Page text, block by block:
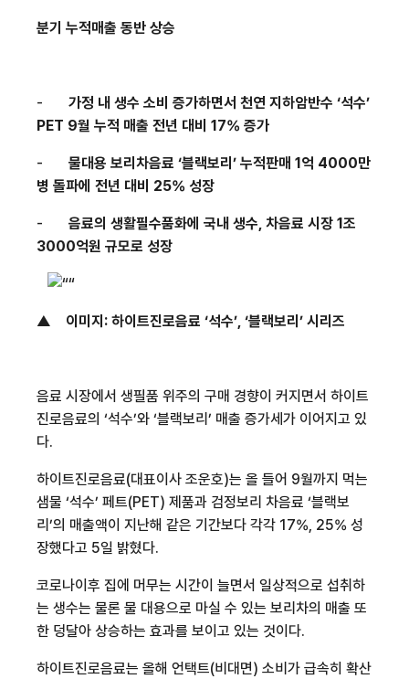
분기 누적매출 동반 상승
-
가정 내 생수 소비 증가하면서 천연 지하암반수 ‘석수’
PET 9월 누적 매출 전년 대비 17% 증가
- 물대용 보리차음료 ‘블랙보리’ 누적판매 1억 4000만
병 돌파에 전년 대비 25% 성장
- 음료의 생활필수품화에 국내 생수, 차음료 시장 1조
3000억원 규모로 성장
▲ 이미지 : 하이트진로음료 ‘석수’, ‘블랙보리’ 시리즈
음료 시장에서 생필품 위주의 구매 경향이 커지면서 하이트
진로음료의 ‘석수’와 ‘블랙보리’ 매출 증가세가 이어지고 있
다.
하이트진로음료(대표이사 조운호)는 올 들어 9월까지 먹는
샘물 ‘석수’ 페트(PET) 제품과 검정보리 차음료 ‘블랙보
리’의 매출액이 지난해 같은 기간보다 각각 17%, 25% 성
장했다고 5일 밝혔다.
코로나이후 집에 머무는 시간이 늘면서 일상적으로 섭취하
는 생수는 물론 물 대용으로 마실 수 있는 보리차의 매출 또
한 덩달아 상승하는 효과를 보이고 있는 것이다.
하이트진로음료는 올해 언택트(비대면) 소비가 급속히 확산